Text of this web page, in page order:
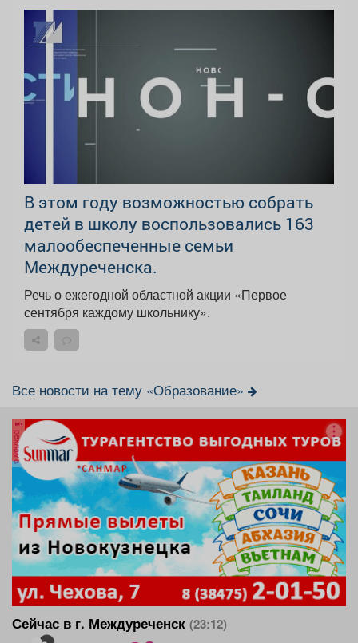
В этом году возможностью собрать
детей в школу воспользовались 163
малообеспеченные семьи
Междуреченска.
Речь о ежегодной областной акции «Первое
сентября каждому школьнику».
Все новости на тему «Образование»
реклама
Сейчас в г. Междуреченск (23:12)